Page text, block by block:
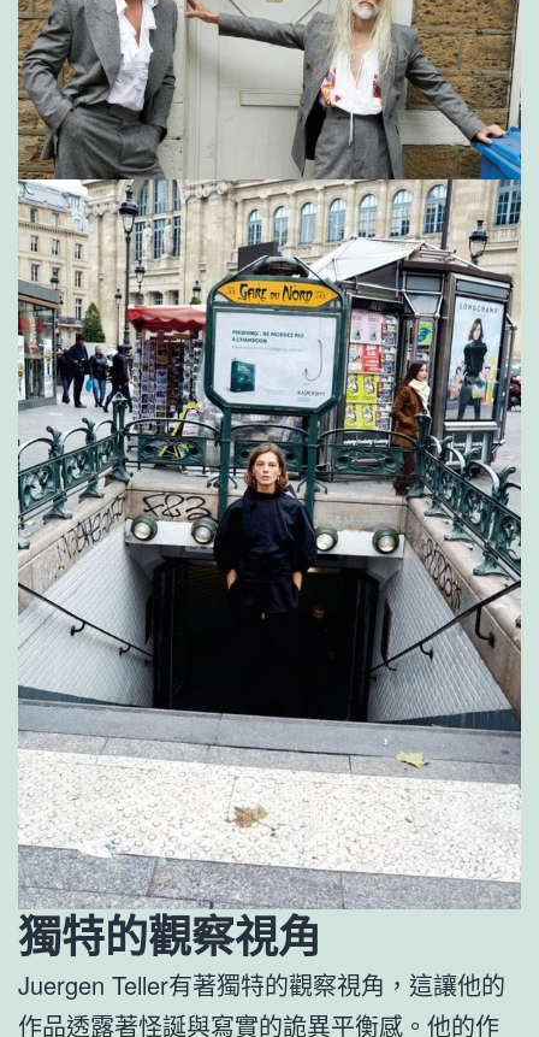
獨特的觀察視角
Juergen Teller有著獨特的觀察視角，這讓他的
作品透露著怪誕與寫實的詭異平衡感。他的作